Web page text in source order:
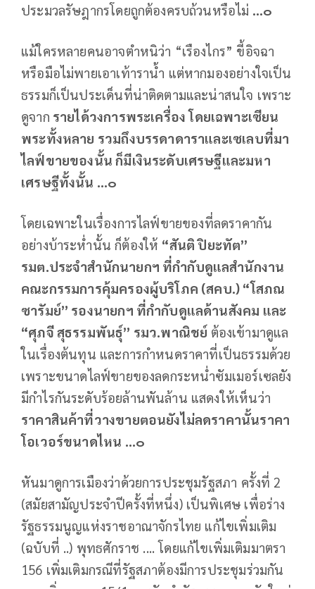
ประมวลรัษฎากรโดยถูกต้องครบถ้วนหรือไม่ ...๐
แม้ใครหลายคนอาจตำหนิว่า “เรืองไกร” ขี้อิจฉา
หรือมือไม่พายเอาเท้าราน้ำ แต่หากมองอย่างใจเป็น
ธรรมก็เป็นประเด็นที่น่าติดตามและน่าสนใจ เพราะ
ดูจาก รายได้วงการพระเครื่อง โดยเฉพาะเซียน
พระทั้งหลาย รวมถึงบรรดาดาราและเซเลบที่มา
ไลฟ์ขายของนั้น ก็มีเงินระดับเศรษฐีและมหา
เศรษฐีทั้งนั้น ...๐
โดยเฉพาะในเรื่องการไลฟ์ขายของที่ลดราคากัน
อย่างบ้าระห่ำนั้น ก็ต้องให้ “สันติ ปิยะทัต”
รมต.ประจำสำนักนายกฯ ที่กำกับดูแลสำนักงาน
คณะกรรมการคุ้มครองผู้บริโภค (สคบ.) “โสภณ​
ซารัมย์”​ รองนายกฯ ที่กำกับดูแลด้านสังคม และ
“ศุภจี สุธรรมพันธุ์” รมว.พาณิชย์ ต้องเข้ามาดูแล
ในเรื่องต้นทุน และการกำหนดราคาที่เป็นธรรมด้วย
เพราะขนาดไลฟ์ขายของลดกระหน่ำซัมเมอร์เซลยัง
มีกำไรกันระดับร้อยล้านพันล้าน แสดงให้เห็นว่า
ราคาสินค้าที่วางขายตอนยังไม่ลดราคานั้นราคา
โอเวอร์ขนาดไหน ...๐
หันมาดูการเมืองว่าด้วยการประชุมรัฐสภา ครั้งที่ 2
(สมัยสามัญประจำปีครั้งที่หนึ่ง) เป็นพิเศษ เพื่อร่าง
รัฐธรรมนูญแห่งราชอาณาจักรไทย แก้ไขเพิ่มเติม
(ฉบับที่ ..) พุทธศักราช .... โดยแก้ไขเพิ่มเติมมาตรา
156 เพิ่มเติมกรณีที่รัฐสภาต้องมีการประชุมร่วมกัน